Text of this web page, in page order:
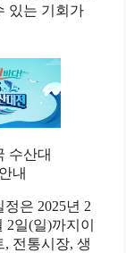
있는 기회가
수산대
내
은 2025년 2
2일(일)까지이
전통시장, 생